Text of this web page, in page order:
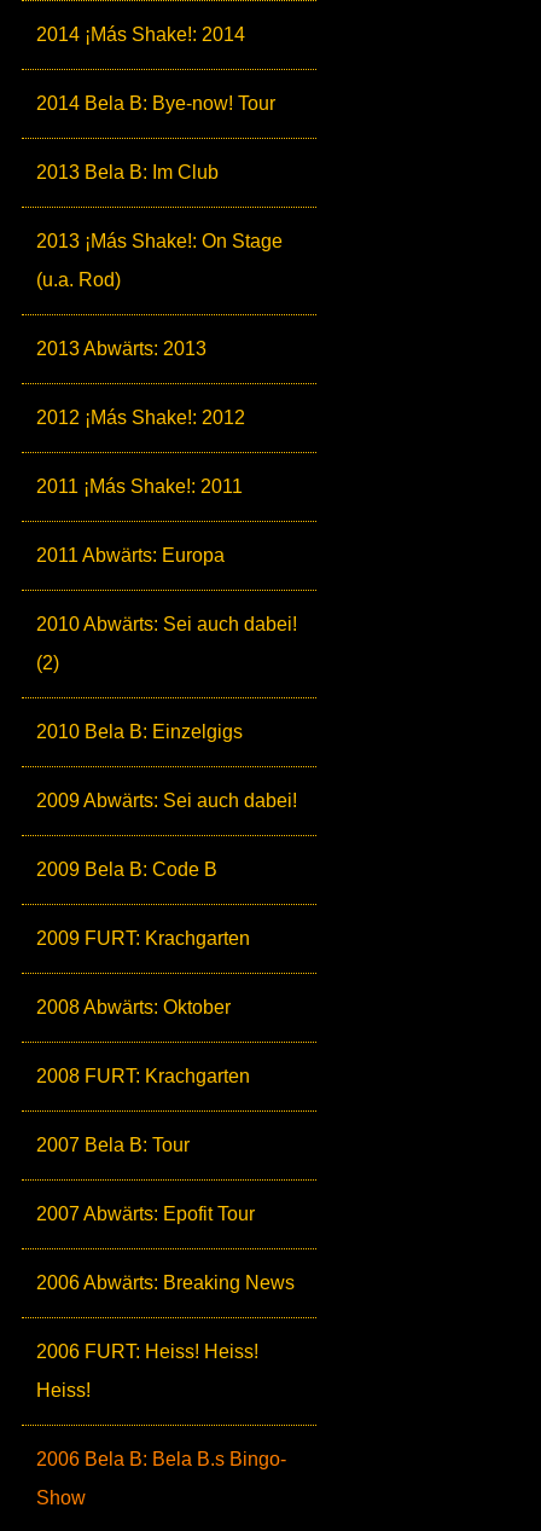
2014 ¡Más Shake!: 2014
2014 Bela B: Bye-now! Tour
2013 Bela B: Im Club
2013 ¡Más Shake!: On Stage
(u.a. Rod)
2013 Abwärts: 2013
2012 ¡Más Shake!: 2012
2011 ¡Más Shake!: 2011
2011 Abwärts: Europa
2010 Abwärts: Sei auch dabei!
(2)
2010 Bela B: Einzelgigs
2009 Abwärts: Sei auch dabei!
2009 Bela B: Code B
2009 FURT: Krachgarten
2008 Abwärts: Oktober
2008 FURT: Krachgarten
2007 Bela B: Tour
2007 Abwärts: Epofit Tour
2006 Abwärts: Breaking News
2006 FURT: Heiss! Heiss!
Heiss!
2006 Bela B: Bela B.s Bingo-
Show